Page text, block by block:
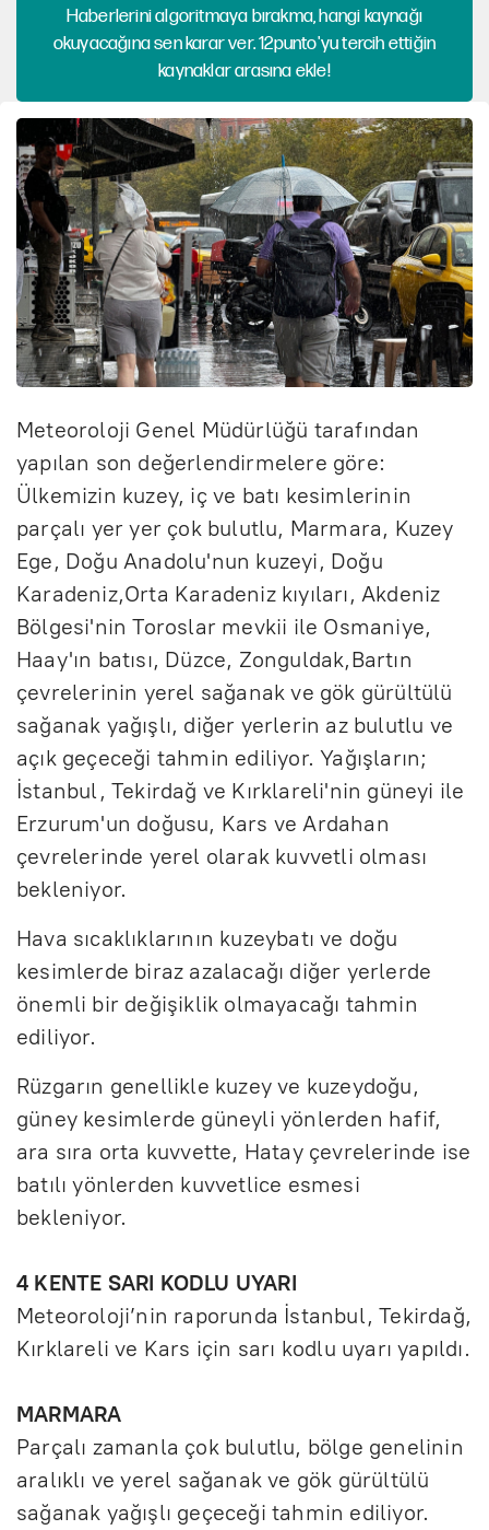
Haberlerini algoritmaya bırakma, hangi kaynağı
okuyacağına sen karar ver. 12punto'yu tercih ettiğin
kaynaklar arasına ekle!
Meteoroloji Genel Müdürlüğü tarafından
yapılan son değerlendirmelere göre:
Ülkemizin kuzey, iç ve batı kesimlerinin
parçalı yer yer çok bulutlu, Marmara, Kuzey
Ege, Doğu Anadolu'nun kuzeyi, Doğu
Karadeniz,Orta Karadeniz kıyıları, Akdeniz
Bölgesi'nin Toroslar mevkii ile Osmaniye,
Haay'ın batısı, Düzce, Zonguldak,Bartın
çevrelerinin yerel sağanak ve gök gürültülü
sağanak yağışlı, diğer yerlerin az bulutlu ve
açık geçeceği tahmin ediliyor. Yağışların;
İstanbul, Tekirdağ ve Kırklareli'nin güneyi ile
Erzurum'un doğusu, Kars ve Ardahan
çevrelerinde yerel olarak kuvvetli olması
bekleniyor.
Hava sıcaklıklarının kuzeybatı ve doğu
kesimlerde biraz azalacağı diğer yerlerde
önemli bir değişiklik olmayacağı tahmin
ediliyor.
Rüzgarın genellikle kuzey ve kuzeydoğu,
güney kesimlerde güneyli yönlerden hafif,
ara sıra orta kuvvette, Hatay çevrelerinde ise
batılı yönlerden kuvvetlice esmesi
bekleniyor.
4 KENTE SARI KODLU UYARI
Meteoroloji’nin raporunda İstanbul, Tekirdağ,
Kırklareli ve Kars için sarı kodlu uyarı yapıldı.
MARMARA
Parçalı zamanla çok bulutlu, bölge genelinin
aralıklı ve yerel sağanak ve gök gürültülü
sağanak yağışlı geçeceği tahmin ediliyor.